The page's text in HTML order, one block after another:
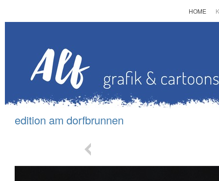
edition am dorfbrunnen
HOME